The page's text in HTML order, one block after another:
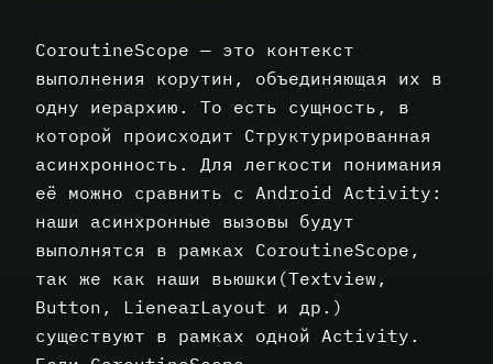
CoroutineScope — это контекст
выполнения корутин, объединяющая их в
одну иерархию. То есть сущность, в
которой происходит Структурированная
асинхронность. Для легкости понимания
её можно сравнить с Android Activity:
наши асинхронные вызовы будут
выполнятся в рамках CoroutineScope,
так же как наши вьюшки(Textview,
Button, LieneаrLayout и др.)
существуют в рамках одной Activity.